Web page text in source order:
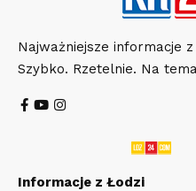
Najważniejsze informacje
Szybko. Rzetelnie. Na
Informacje z Łodzi